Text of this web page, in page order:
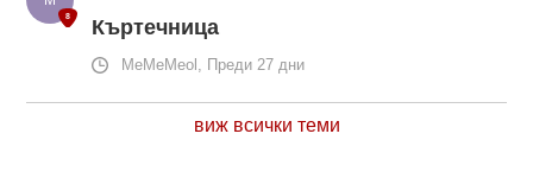
Къртечница
MeMeMeol, Преди 27 дни
виж всички теми